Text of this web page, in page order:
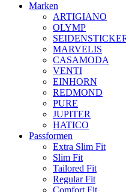
Marken
ARTIGIANO
OLYMP
MARVELIS
CASAMODA
VENTI
EINHORN
REDMOND
PURE
JUPITER
HATICO
Passformen
Extra Slim Fit
Slim Fit
Tailored Fit
Regular Fit
Comfort Fit